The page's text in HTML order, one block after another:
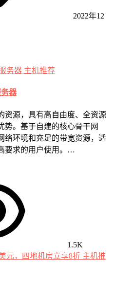
2022年12
主机推荐
器
资源，具有高自由度、全资源
势。基于自建的核心骨干网
络环境和充足的带宽资源，适
要求的用户使用。…
1.5K
主机推